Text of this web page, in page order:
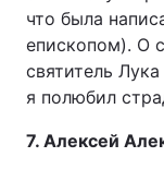
что была
епископом). О
святитель
я полюбил
7. Алексей